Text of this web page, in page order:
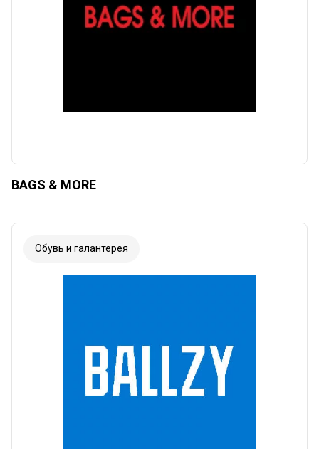
BAGS & MORE
Обувь и галантерея